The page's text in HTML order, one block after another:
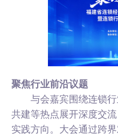
聚焦行业前沿议题
与会嘉宾围绕连锁行
共建等热点展开深度交
实践方向。大会通过跨